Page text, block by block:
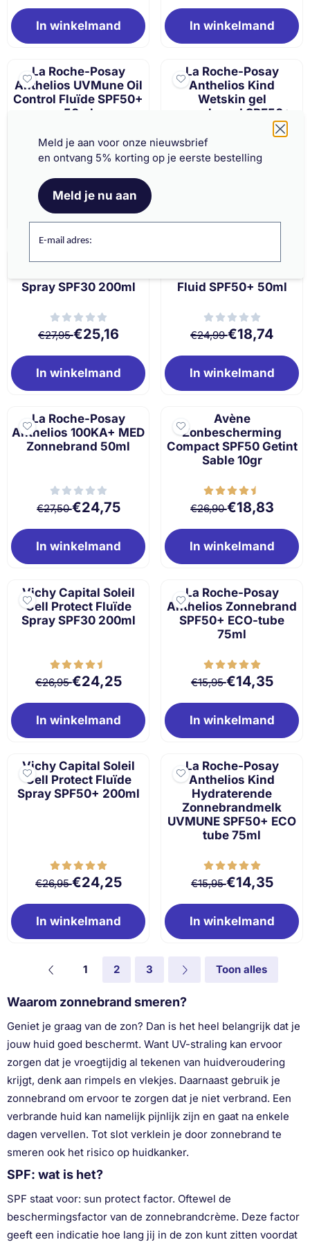
Meld je aan voor onze nieuwsbrief
en ontvang 5% korting op je eerste bestelling
Meld je nu aan
E-mail adres:
In winkelmand In winkelmand
La Roche-Posay
Anthelios UVMune Oil
Control Fluïde SPF50+
50ml
€24,50€22,05
In winkelmand
La Roche-Posay
Anthelios Kind
Wetskin gel
zonnebrand SPF50+
Eco-tube 200ml
La Roche-Posay
Spray SPF30 200ml
Van 27,95 voor 25,16
€27,95€25,16
In winkelmand
Eucerin Sun Hydro
Fluid SPF50+ 50ml
Van 24,99 voor
€24,99€18,74
In winkelmand
La Roche-Posay
Anthelios 100KA+ MED
Zonnebrand 50ml
Van 27,50 voor 24,75
€27,50€24,75
In winkelmand
Avène
Zonbescherming
Compact SPF50 Getint
Sable 10gr
Van 26,90 voor
€26,90€18,83
In winkelmand
Vichy Capital Soleil
Cell Protect Fluïde
Spray SPF30 200ml
Van 26,95 voor 24,25
€26,95€24,25
In winkelmand
La Roche-Posay
Anthelios Zonnebrand
SPF50+ ECO-tube
75ml
Van 15,95 voor
€15,95€14,35
In winkelmand
Vichy Capital Soleil
Cell Protect Fluïde
Spray SPF50+ 200ml
Van 26,95 voor 24,25
€26,95€24,25
In winkelmand
La Roche-Posay
Anthelios Kind
Hydraterende
Zonnebrandmelk
UVMUNE SPF50+ ECO
tube 75ml
Van 15,95 voor
€15,95€14,35
In winkelmand
1 2 3 Toon alles
Waarom zonnebrand smeren?
Geniet je graag van de zon? Dan is het heel belangrijk dat je
jouw huid goed beschermt. Want UV-straling kan ervoor
zorgen dat je vroegtijdig al tekenen van huidveroudering
krijgt, denk aan rimpels en vlekjes. Daarnaast gebruik je
zonnebrand om ervoor te zorgen dat je niet verbrand. Een
verbrande huid kan namelijk pijnlijk zijn en gaat na enkele
dagen vervellen. Tot slot verklein je door zonnebrand te
smeren ook het risico op huidkanker.
SPF: wat is het?
SPF staat voor: sun protect factor. Oftewel de
beschermingsfactor van de zonnebrandcrème. Deze factor
geeft een indicatie hoe lang jij in de zon kunt zitten voordat